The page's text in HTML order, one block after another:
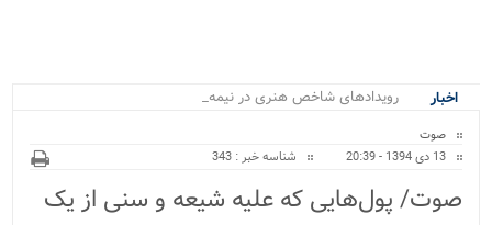
اخبار
رویدادهای شاخص هنری در نیمه نخست.
صوت
13 دی 1394 - 20:39
شناسه خبر : 343
صوت/ پول‌هایی که علیه شیعه و سنی از یک